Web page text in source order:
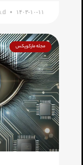
۱۴۰۳-۱۰-۱۱
مجله مارکوپکس